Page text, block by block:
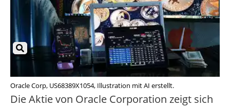
Oracle Corp, US68389X1054, Illustration mit AI erstellt.
Die Aktie von Oracle Corporation zeigt sich